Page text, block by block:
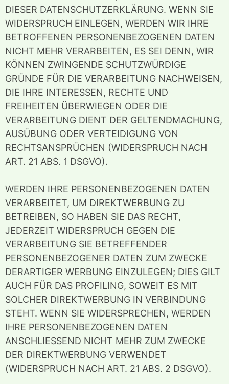
DIESER DATENSCHUTZERKLÄRUNG. WENN SIE
WIDERSPRUCH EINLEGEN, WERDEN WIR IHRE
BETROFFENEN PERSONENBEZOGENEN DATEN
NICHT MEHR VERARBEITEN, ES SEI DENN, WIR
KÖNNEN ZWINGENDE SCHUTZWÜRDIGE
GRÜNDE FÜR DIE VERARBEITUNG NACHWEISEN,
DIE IHRE INTERESSEN, RECHTE UND
FREIHEITEN ÜBERWIEGEN ODER DIE
VERARBEITUNG DIENT DER GELTENDMACHUNG,
AUSÜBUNG ODER VERTEIDIGUNG VON
RECHTSANSPRÜCHEN (WIDERSPRUCH NACH
ART. 21 ABS. 1 DSGVO).
WERDEN IHRE PERSONENBEZOGENEN DATEN
VERARBEITET, UM DIREKTWERBUNG ZU
BETREIBEN, SO HABEN SIE DAS RECHT,
JEDERZEIT WIDERSPRUCH GEGEN DIE
VERARBEITUNG SIE BETREFFENDER
PERSONENBEZOGENER DATEN ZUM ZWECKE
DERARTIGER WERBUNG EINZULEGEN; DIES GILT
AUCH FÜR DAS PROFILING, SOWEIT ES MIT
SOLCHER DIREKTWERBUNG IN VERBINDUNG
STEHT. WENN SIE WIDERSPRECHEN, WERDEN
IHRE PERSONENBEZOGENEN DATEN
ANSCHLIESSEND NICHT MEHR ZUM ZWECKE
DER DIREKTWERBUNG VERWENDET
(WIDERSPRUCH NACH ART. 21 ABS. 2 DSGVO).